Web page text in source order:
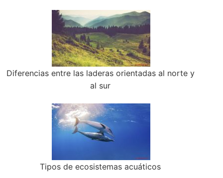
Diferencias entre las laderas orientadas al norte y
al sur
Tipos de ecosistemas acuáticos